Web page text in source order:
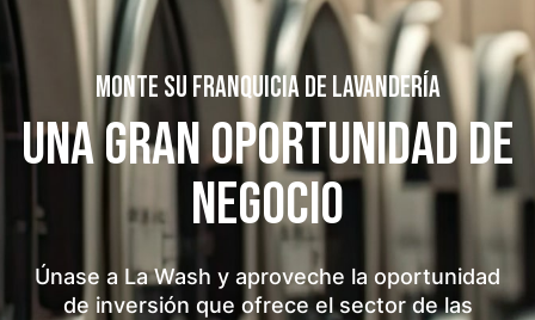
MONTE SU FRANQUICIA DE LAVANDERÍA
UNA GRAN OPORTUNIDADDE
NEGOCIO
Únase a La Wash y aproveche la oportunidad
de inversión que ofrece el sector de las